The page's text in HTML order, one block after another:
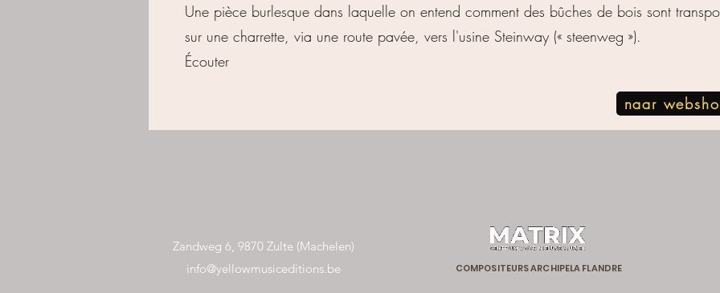
Une pièce burlesque dans laquelle on entend comment des bûches de bois sont
sur une charrette, via une route pavée, vers l'usine Steinway (« steenweg »).
Écouter
naar
Zandweg 6, 9870 Zulte (Machelen)
info@yellowmusiceditions.be
COMPOSITEURS ARCHIPELA FLANDRE